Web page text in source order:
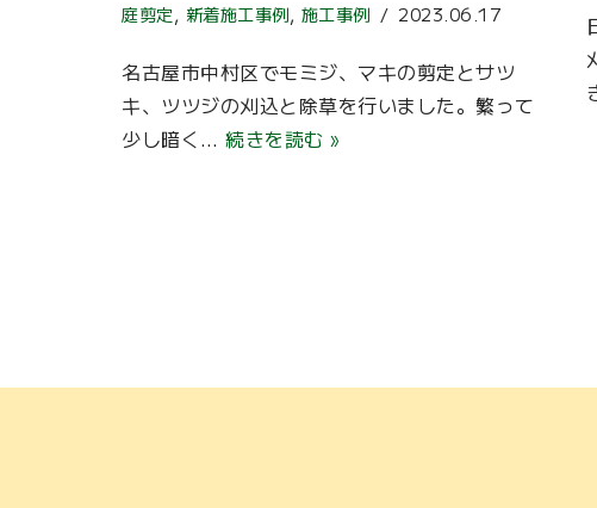
庭剪定, 新着施工事例, 施工事例 2023.06.17
名古屋市中村区でモミジ、マキの剪定とサツ
キ、ツツジの刈込と除草を行いました。繁って
少し暗く… 続きを読む »